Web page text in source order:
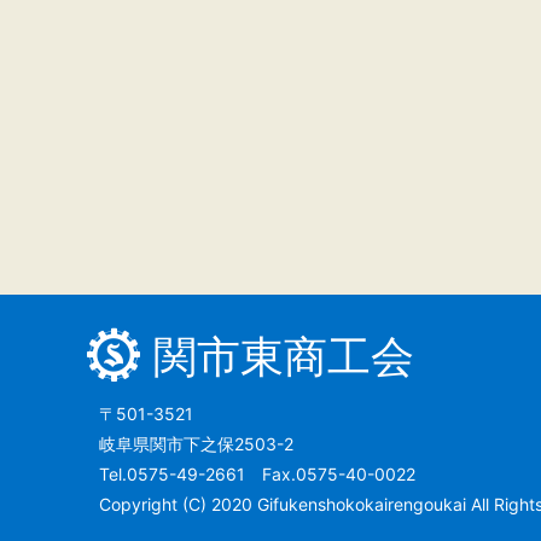
関市東商工会
〒501-3521
岐阜県関市下之保2503-2
Tel.0575-49-2661 Fax.0575-40-0022
Copyright (C) 2020 Gifukenshokokairengoukai All